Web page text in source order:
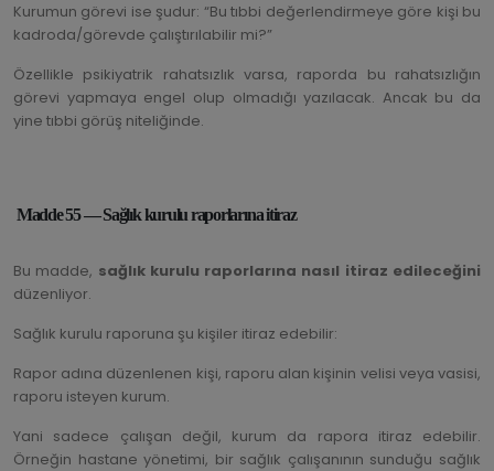
Kurumun görevi ise şudur: “Bu tıbbi değerlendirmeye göre kişi bu
kadroda/görevde çalıştırılabilir mi?”
Özellikle psikiyatrik rahatsızlık varsa, raporda bu rahatsızlığın
görevi yapmaya engel olup olmadığı yazılacak. Ancak bu da
yine tıbbi görüş niteliğinde.
Madde 55 — Sağlık kurulu raporlarına itiraz
Bu madde, sağlık kurulu raporlarına nasıl itiraz edileceğini
düzenliyor.
Sağlık kurulu raporuna şu kişiler itiraz edebilir:
Rapor adına düzenlenen kişi, raporu alan kişinin velisi veya vasisi,
raporu isteyen kurum.
Yani sadece çalışan değil, kurum da rapora itiraz edebilir.
Örneğin hastane yönetimi, bir sağlık çalışanının sunduğu sağlık